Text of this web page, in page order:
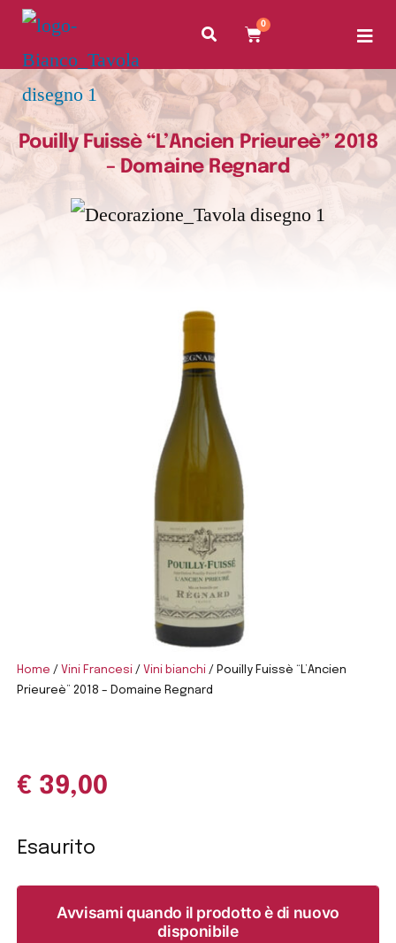
0
Pouilly Fuissè “L’Ancien Prieureè” 2018
– Domaine Regnard
Home / Vini Francesi / Vini bianchi / Pouilly Fuissè “L’Ancien
Prieureè” 2018 – Domaine Regnard
€ 39,00
Esaurito
Avvisami quando il prodotto è di nuovo
disponibile